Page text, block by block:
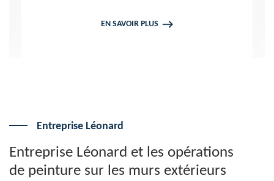
pavé. Propose un devis gratuit qui ne vous
EN SAVOIR PLUS
Entreprise Léonard
Entreprise Léonard et les opérations
de peinture sur les murs extérieurs